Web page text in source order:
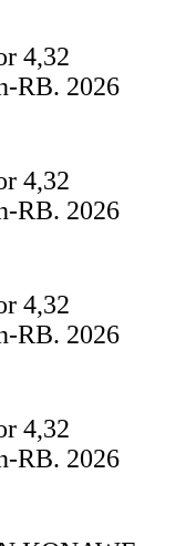
4,32
RB. 2026
4,32
RB. 2026
4,32
RB. 2026
4,32
RB. 2026